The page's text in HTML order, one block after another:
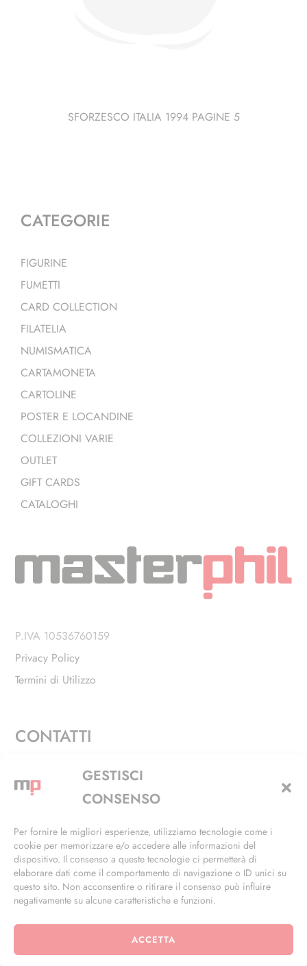
GESTISCI
CONSENSO
Per fornire le migliori esperienze, utilizziamo tecnologie come i
cookie per memorizzare e/o accedere alle informazioni del
dispositivo. Il consenso a queste tecnologie ci permetterà di
elaborare dati come il comportamento di navigazione o ID unici su
questo sito. Non acconsentire o ritirare il consenso può influire
negativamente su alcune caratteristiche e funzioni.
ACCETTA
SFORZESCO ITALIA 1994 PAGINE 5
CATEGORIE
FIGURINE
FUMETTI
CARD COLLECTION
FILATELIA
NUMISMATICA
CARTAMONETA
CARTOLINE
POSTER E LOCANDINE
COLLEZIONI VARIE
OUTLET
GIFT CARDS
CATALOGHI
P.IVA 10536760159
Privacy Policy
Termini di Utilizzo
CONTATTI
Via Alfieri, 27 - Trezzano Sul Naviglio (MI)
+39 02 4846 3155
info@masterphil.it